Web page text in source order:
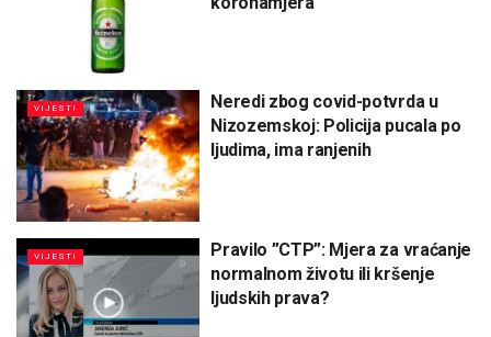
VIJESTI
Neredi zbog covid-potvrda u
Nizozemskoj: Policija pucala po
ljudima, ima ranjenih
VIJESTI
Pravilo ”CTP”: Mjera za vraćanje
normalnom životu ili kršenje
ljudskih prava?